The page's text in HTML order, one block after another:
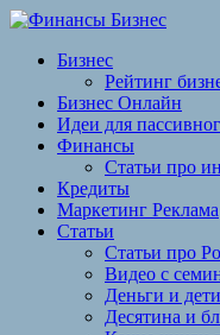
Перейти
содержимому
Бизнес
Рейтинг
Бизнес Онлайн
Идеи для
Финансы
Статьи про
Кредиты
Маркетинг Реклама
Статьи
Статьи про
Видео с
Деньги и дети
Десятина и